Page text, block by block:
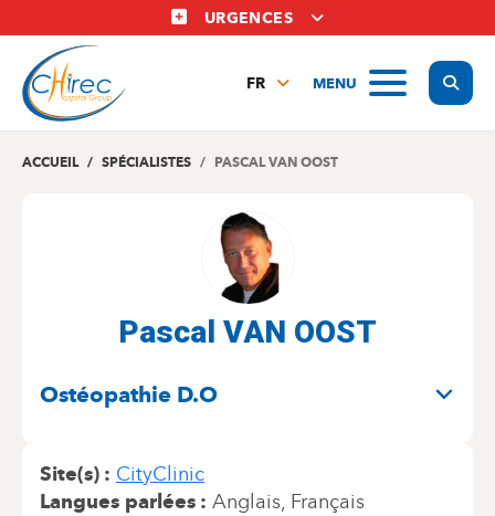
au
contenu
principal
URGENCES
MENU
FR
EN
ACCUEIL SPÉCIALISTES PASCAL VAN OOST
Pascal VAN OOST
Ostéopathie D.O
Site(s)
CityClinic
Langues parlées
Anglais Français